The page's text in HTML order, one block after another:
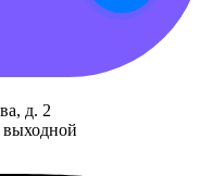
д. 2
выходной